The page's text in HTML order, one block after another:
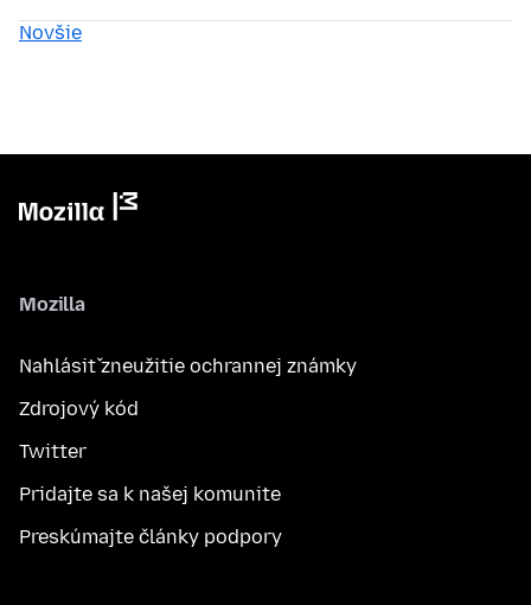
Novšie
Mozilla
Nahlásiť zneužitie ochrannej známky
Zdrojový kód
Twitter
Pridajte sa k našej komunite
Preskúmajte články podpory